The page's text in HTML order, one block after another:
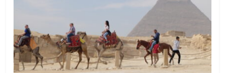
7
หนังสือไม่ใช่แค่กระดาษ แต่คือ
“หัวใจ” ที่สร้างแบรนด์ให้มีชีวิต